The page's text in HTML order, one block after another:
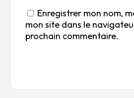
Enregistrer mon nom,
mon site dans le
prochain commentaire.